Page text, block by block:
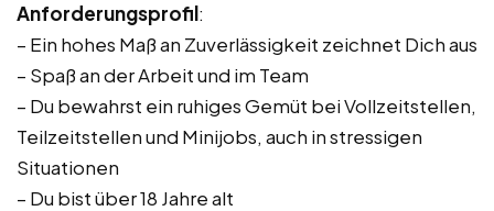
Anforderungsprofil:
– Ein hohes Maß an Zuverlässigkeit zeichnet Dich aus
– Spaß an der Arbeit und im Team
– Du bewahrst ein ruhiges Gemüt bei Vollzeitstellen,
Teilzeitstellen und Minijobs, auch in stressigen
Situationen
– Du bist über 18 Jahre alt